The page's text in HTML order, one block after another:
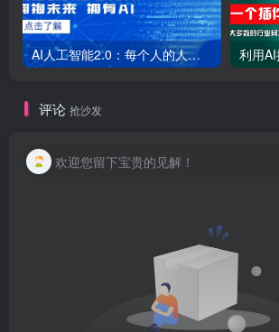
AI人工智能2.0：每个人的人工智能课：从现在开始学习AI（38节课）
评论 抢沙发
欢迎您留下宝贵的见解！